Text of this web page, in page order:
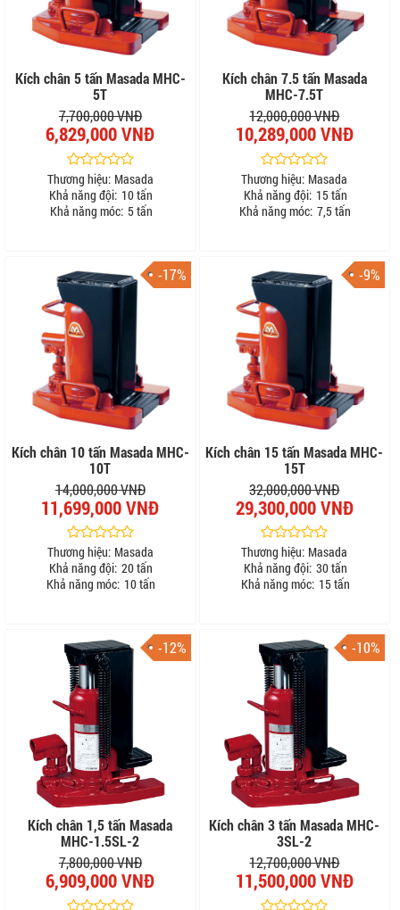
Kích chân 5 tấn Masada MHC-
5T
7,700,000 VNĐ
6,829,000 VNĐ
Thương hiệu: Masada
Khả năng đội: 10 tấn
Khả năng móc: 5 tấn
Kích chân 7.5 tấn Masada
MHC-7.5T
12,000,000 VNĐ
10,289,000 VNĐ
Thương hiệu: Masada
Khả năng đội: 15 tấn
Khả năng móc: 7,5 tấn
-17%
Kích chân 10 tấn Masada MHC-
10T
14,000,000 VNĐ
11,699,000 VNĐ
Thương hiệu: Masada
Khả năng đội: 20 tấn
Khả năng móc: 10 tấn
-9%
Kích chân 15 tấn Masada MHC-
15T
32,000,000 VNĐ
29,300,000 VNĐ
Thương hiệu: Masada
Khả năng đội: 30 tấn
Khả năng móc: 15 tấn
-12%
Kích chân 1,5 tấn Masada
MHC-1.5SL-2
7,800,000 VNĐ
6,909,000 VNĐ
-10%
Kích chân 3 tấn Masada MHC-
3SL-2
12,700,000 VNĐ
11,500,000 VNĐ